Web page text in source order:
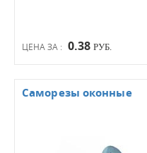
ЦЕНА ЗА : 0.38 РУБ.
Саморезы оконные